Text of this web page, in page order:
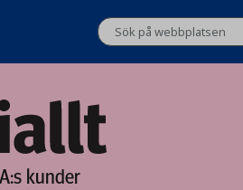
kunder